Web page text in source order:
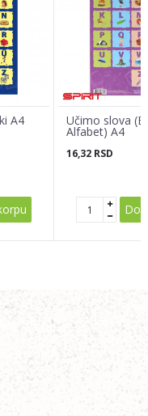
A4 Učimo slova
Alfabet) A4
16,32 RSD